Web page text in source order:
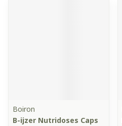
Boiron
B-ijzer Nutridoses Caps